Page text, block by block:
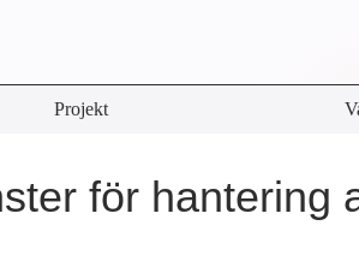
Projekt
för hantering